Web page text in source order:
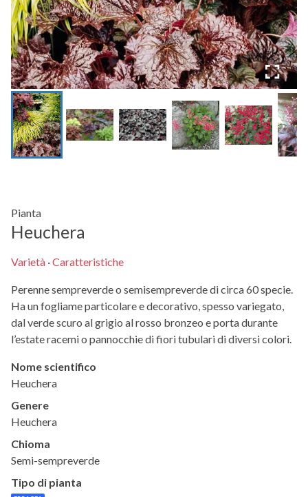
Pianta
Heuchera
Varietà ·Caratteristiche
Perenne sempreverde o semisempreverde di circa 60 specie.
Ha un fogliame particolare e decorativo, spesso variegato,
dal verde scuro al grigio al rosso bronzeo e porta durante
l’estate racemi o pannocchie di fiori tubulari di diversi colori.
Nome scientifico
Heuchera
Genere
Heuchera
Chioma
Semi-sempreverde
Tipo di pianta